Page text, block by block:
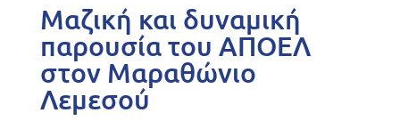
Μαζική και δυναμική
παρουσία του ΑΠΟΕΛ
στον Μαραθώνιο
Λεμεσού